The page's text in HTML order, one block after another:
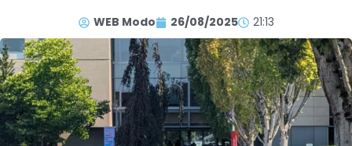
WEB Modo 26/08/2025 21:13